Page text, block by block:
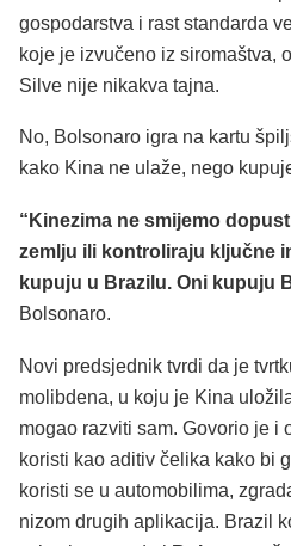
gospodarstva i rast standarda
koje je izvučeno iz siromaštva,
Silve nije nikakva tajna.
No, Bolsonaro igra na kartu
kako Kina ne ulaže, nego
“Kinezima ne smijemo
zemlju ili kontroliraju ključne
kupuju u Brazilu. Oni kupuju
Bolsonaro.
Novi predsjednik tvrdi da je
molibdena, u koju je Kina
mogao razviti sam. Govorio je i
koristi kao aditiv čelika kako bi
koristi se u automobilima,
nizom drugih aplikacija. Brazil